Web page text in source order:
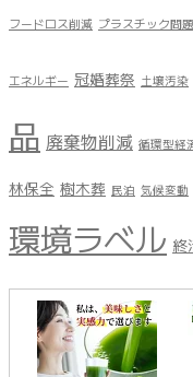
フードロス削減 プラスチック問題
エネルギー 冠婚葬祭 土壌汚染
品 廃棄物削減 循環型経
林保全 樹木葬 民泊 気候変動
環境ラベル 終